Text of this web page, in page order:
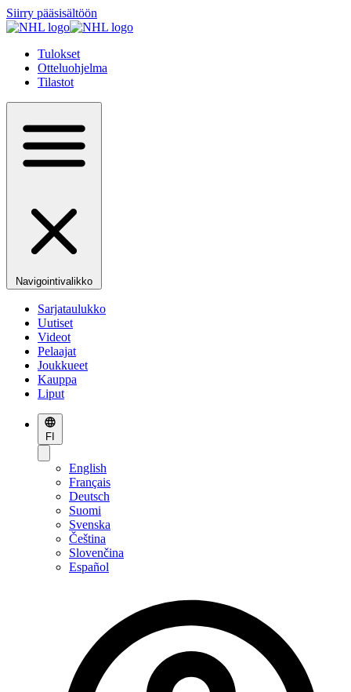
Siirry pääsisältöön
Tulokset
Otteluohjelma
Tilastot
Navigointivalikko
Sarjataulukko
Uutiset
Videot
Pelaajat
Joukkueet
Kauppa
Liput
FI
English
Français
Deutsch
Suomi
Svenska
Čeština
Slovenčina
Español